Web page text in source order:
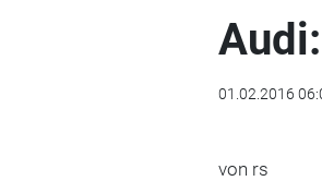
01.02.2016
von rs